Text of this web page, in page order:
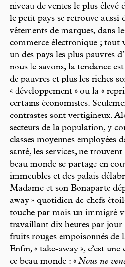
niveau de ventes le plus élevé
le petit pays se retrouve aussi
vêtements de marques, dans
commerce électronique ; tout
un des pays les plus pauvres
nous le savons, la tendance
de pauvres et plus les riches
« développement » ou la «
certains économistes.
contrastes sont vertigineux.
secteurs de la population, y
classes moyennes employées
santé, les services, ne
beau monde se partage en
immeubles et des palais
Madame et son Bonaparte
away » quotidien de chefs
touche par mois un immigré
travaillant dix heures par jour
fruits rouges empoisonnés de
Enfin, « take-away », c’est
ce beau monde : « Nous ne